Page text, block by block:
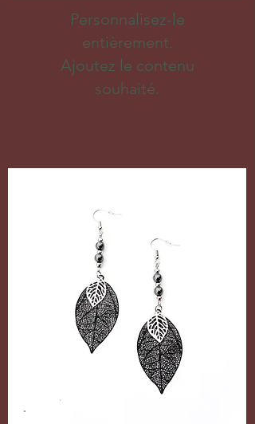
Personnalisez-le
entièrement.
Ajoutez le contenu
souhaité.